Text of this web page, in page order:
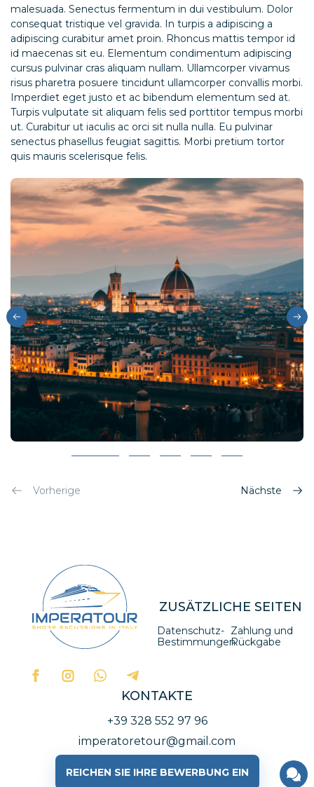
malesuada. Senectus fermentum in dui vestibulum. Dolor
consequat tristique vel gravida. In turpis a adipiscing a
adipiscing curabitur amet proin. Rhoncus mattis tempor id
id maecenas sit eu. Elementum condimentum adipiscing
cursus pulvinar cras aliquam nullam. Ullamcorper vivamus
risus pharetra posuere tincidunt ullamcorper convallis morbi.
Imperdiet eget justo et ac bibendum elementum sed at.
Turpis vulputate sit aliquam felis sed porttitor tempus morbi
ut. Curabitur ut iaculis ac orci sit nulla nulla. Eu pulvinar
senectus phasellus feugiat sagittis. Morbi pretium tortor
quis mauris scelerisque felis.
Vorherige Nächste
ZUSÄTZLICHE SEITEN
Datenschutz-
Bestimmungen
Zahlung und
Rückgabe
KONTAKTE
+39 328 552 97 96
imperatoretour@gmail.com
REICHEN SIE IHRE BEWERBUNG EIN